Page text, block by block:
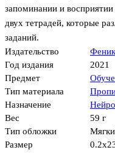
запоминании и
двух тетрадей, которые
заданий.
Издательство
Год издания
2021
Предмет
Тип материала
Назначение
Вес
59 г
Тип обложки
Размер